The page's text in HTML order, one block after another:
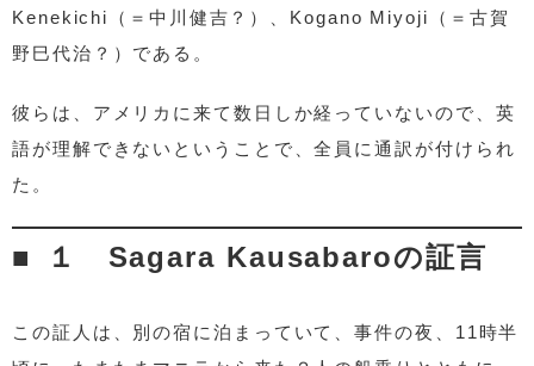
Kenekichi（＝中川健吉？）、Kogano Miyoji（＝古賀
野巳代治？）である。
彼らは、アメリカに来て数日しか経っていないので、英
語が理解できないということで、全員に通訳が付けられ
た。
１ Sagara Kausabaroの証言
この証人は、別の宿に泊まっていて、事件の夜、11時半